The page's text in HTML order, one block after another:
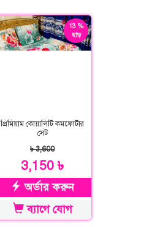
13 %
ছাড়
প্রিমিয়াম কোয়ালিটি কমফোর্টার
সেট
৳ 3,600
3,150 ৳
অর্ডার করুন
ব্যাগে যোগ